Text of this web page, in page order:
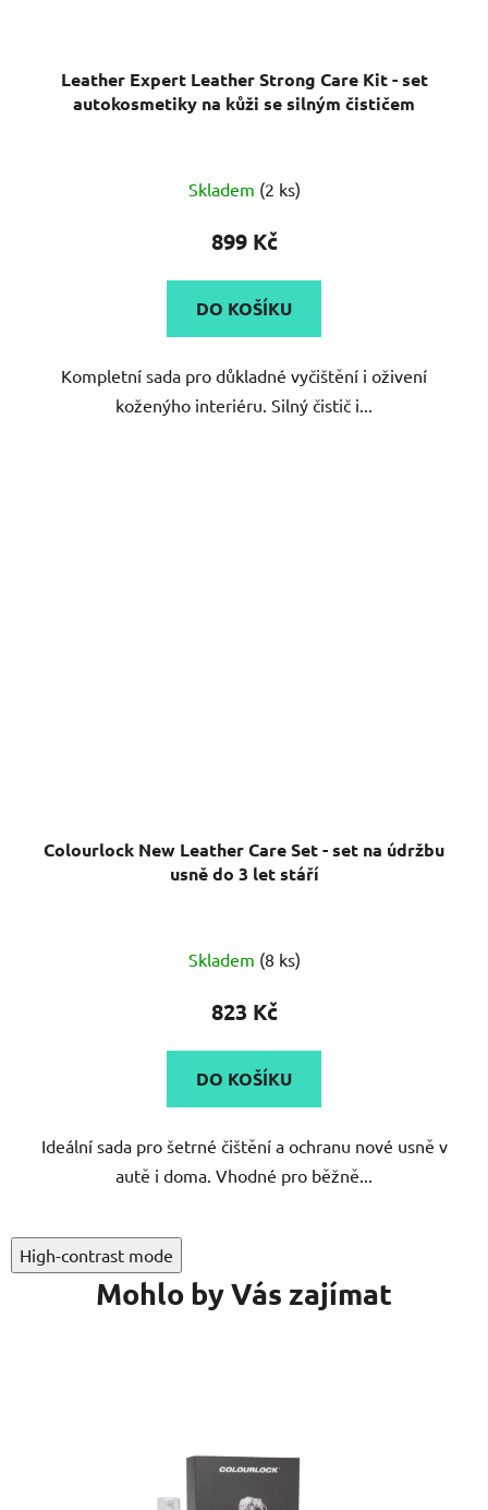
Leather Expert Leather Strong Care Kit - set
autokosmetiky na kůži se silným čističem
Skladem (2 ks)
899 Kč
DO KOŠÍKU
Kompletní sada pro důkladné vyčištění i oživení
koženýho interiéru. Silný čistič i...
Colourlock New Leather Care Set - set na údržbu
usně do 3 let stáří
hodnocení
produktu
5,0
z
hvězdiček.
Skladem (8 ks)
823 Kč
DO KOŠÍKU
Ideální sada pro šetrné čištění a ochranu nové usně v
autě i doma. Vhodné pro běžně...
High-contrast mode
Mohlo by Vás zajímat